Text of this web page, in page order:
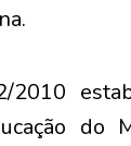
2010
do